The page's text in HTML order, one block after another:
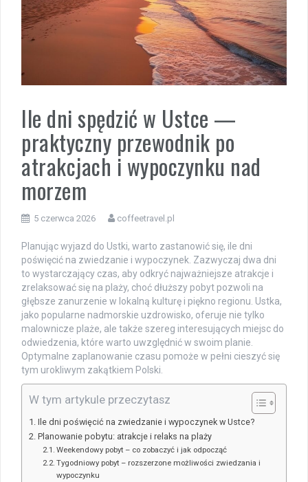
Ile dni spędzić w Ustce —
praktyczny przewodnik po
atrakcjach i wypoczynku nad
morzem
5 czerwca 2026 coffeetravel.pl
Planując wyjazd do Ustki, warto zastanowić się, ile dni
poświęcić na zwiedzanie i wypoczynek. Zazwyczaj dwa dni
to wystarczający czas, aby odkryć najważniejsze atrakcje i
zrelaksować się na plaży, choć dłuższy pobyt pozwoli na
głębsze zanurzenie w lokalną kulturę i piękno regionu. Ustka,
jako popularne nadmorskie uzdrowisko, oferuje nie tylko
malownicze plaże, ale także szereg interesujących miejsc do
odwiedzenia, które warto uwzględnić w swoim planie.
Optymalne zaplanowanie czasu pomoże w pełni cieszyć się
tym urokliwym zakątkiem Polski.
W tym artykule przeczytasz
Ile dni poświęcić na zwiedzanie i wypoczynek w Ustce?
Planowanie pobytu: atrakcje i relaks na plaży
Weekendowy pobyt – co zobaczyć i jak odpocząć
Tygodniowy pobyt – rozszerzone możliwości zwiedzania i
wypoczynku